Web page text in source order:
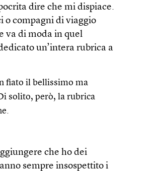
dire che mi dispiace.
o compagni di viaggio
va di moda in quel
un’intera rubrica a
fiato il bellissimo ma
solito, però, la rubrica
che ho dei
sempre insospettito i